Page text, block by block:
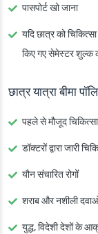
पासपोर्ट खो जाना
यदि छात्र को
किए गए सेमेस्टर शुल्क
छात्र यात्रा बीमा
पहले से मौजूद
डॉक्टरों द्वारा जारी
यौन संचारित रोगों
शराब और नशीली
युद्ध, विदेशी देशों के